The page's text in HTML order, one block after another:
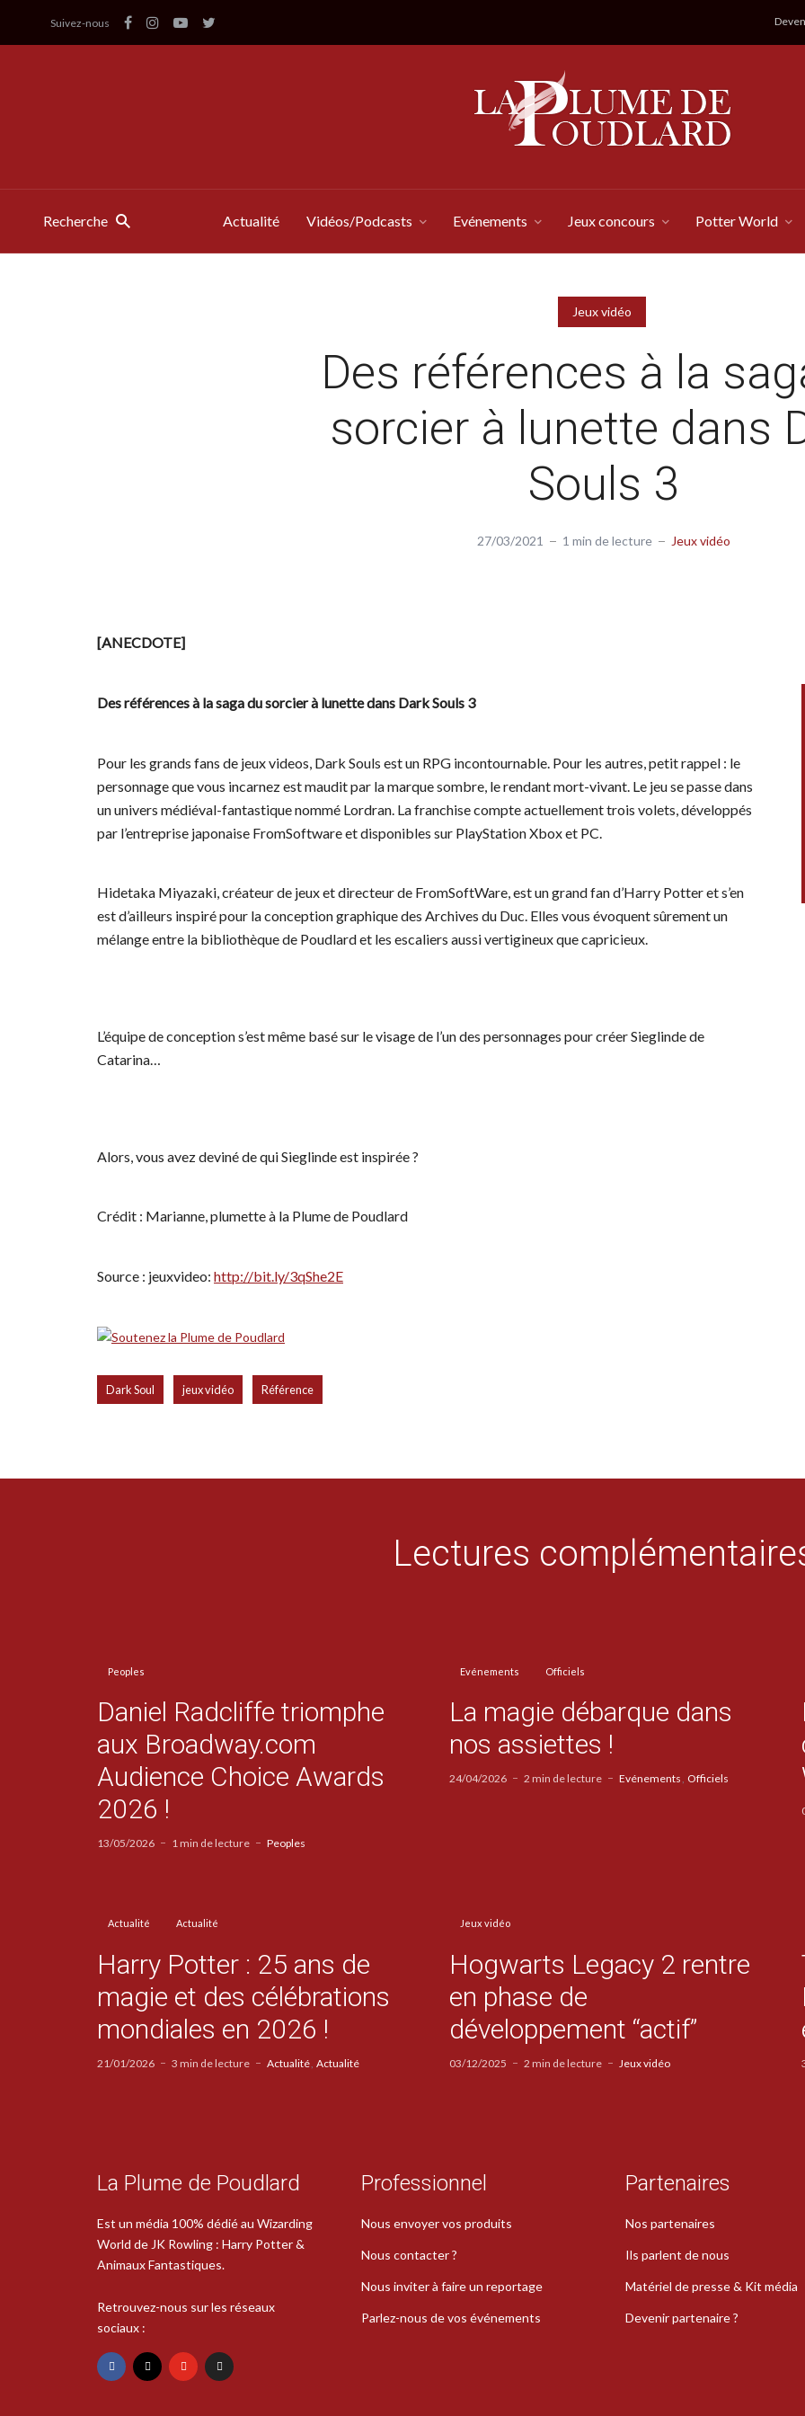
Suivez-nous
Recherche Actualité Vidéos/Podcasts Evénements Jeux concours Potter World
Jeux vidéo
Des références à la
sorcier à lunette dans
Souls 3
27/03/2021 1 min de lecture Jeux vidéo
[ANECDOTE]
Des références à la saga du sorcier à lunette dans Dark Souls 3
Pour les grands fans de jeux videos, Dark Souls est un RPG incontournable. Pour les autres, petit rappel : le
personnage que vous incarnez est maudit par la marque sombre, le rendant mort-vivant. Le jeu se passe dans
un univers médiéval-fantastique nommé Lordran. La franchise compte actuellement trois volets, développés
par l’entreprise japonaise FromSoftware et disponibles sur PlayStation Xbox et PC.
Hidetaka Miyazaki, créateur de jeux et directeur de FromSoftWare, est un grand fan d’Harry Potter et s’en
est d’ailleurs inspiré pour la conception graphique des Archives du Duc. Elles vous évoquent sûrement un
mélange entre la bibliothèque de Poudlard et les escaliers aussi vertigineux que capricieux.
L’équipe de conception s’est même basé sur le visage de l’un des personnages pour créer Sieglinde de
Catarina…
Alors, vous avez deviné de qui Sieglinde est inspirée ?
Crédit : Marianne, plumette à la Plume de Poudlard
Source : jeuxvideo: http://bit.ly/3qShe2E
Dark Soul jeux vidéo Référence
Lectures
Peoples
Daniel Radcliffe triomphe
aux Broadway.com
Audience Choice Awards
2026 !
13/05/2026 1 min de lecture Peoples
Evénements Officiels
La magie débarque dans
nos assiettes !
24/04/2026 2 min de lecture Evénements Officiels
Actualité Actualité
Harry Potter : 25 ans de
magie et des célébrations
mondiales en 2026 !
21/01/2026 3 min de lecture Actualité Actualité
Jeux vidéo
Hogwarts Legacy 2 rentre
en phase de
développement “actif”
03/12/2025 2 min de lecture Jeux vidéo
La Plume de Poudlard
Est un média 100% dédié au Wizarding
World de JK Rowling : Harry Potter &
Animaux Fantastiques.
Retrouvez-nous sur les réseaux
sociaux :
Professionnel
Nous envoyer vos produits
Nous contacter ?
Nous inviter à faire un reportage
Parlez-nous de vos événements
Partenaires
Nos partenaires
Ils parlent de nous
Matériel de presse & Kit média
Devenir partenaire ?